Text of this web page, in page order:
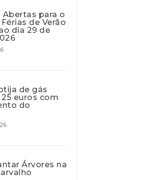
Abertas para o
de Verão
dia 29 de
de gás
euros com
do
Árvores na